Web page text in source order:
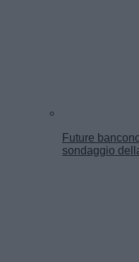
Future
sondaggio